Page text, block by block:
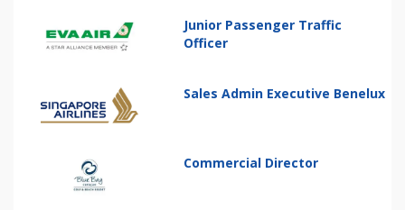
Junior Passenger Traffic
Officer
Sales Admin Executive Benelux
Commercial Director